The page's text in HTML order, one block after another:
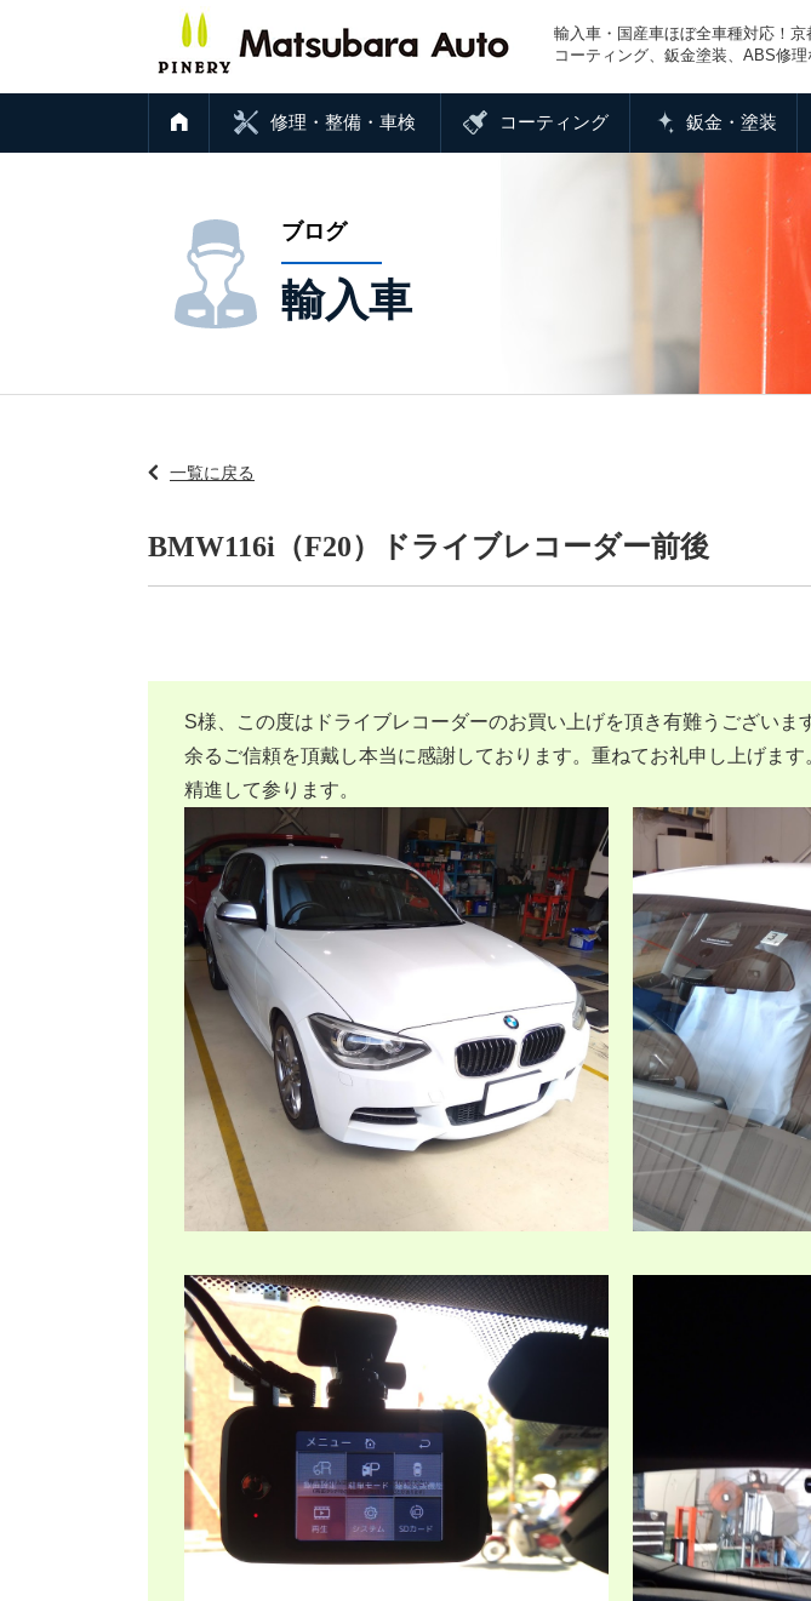
輸入車・国産車ほぼ全車種対応！京
コーティング、鈑金塗装、ABS修理
修理・整備・車検 コーティング 鈑金・塗装
ブログ
輸入車
一覧に戻る
BMW116i（F20）ドライブレコーダー前後
S様、この度はドライブレコーダーのお買い上げを頂き有難うございま
余るご信頼を頂戴し本当に感謝しております。重ねてお礼申し上げます
精進して参ります。